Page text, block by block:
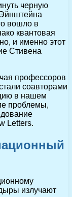
черную
вошло в
квантовая
и именно этот
Стивена
профессоров
соавторами
в нашем
проблемы,
Letters.
излучают